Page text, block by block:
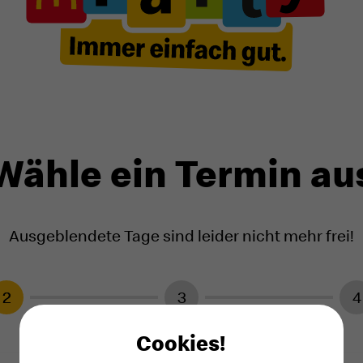
ein Termin
Ausgeblendete Tage sind leider nicht mehr frei!
2 3 4
Cookies!